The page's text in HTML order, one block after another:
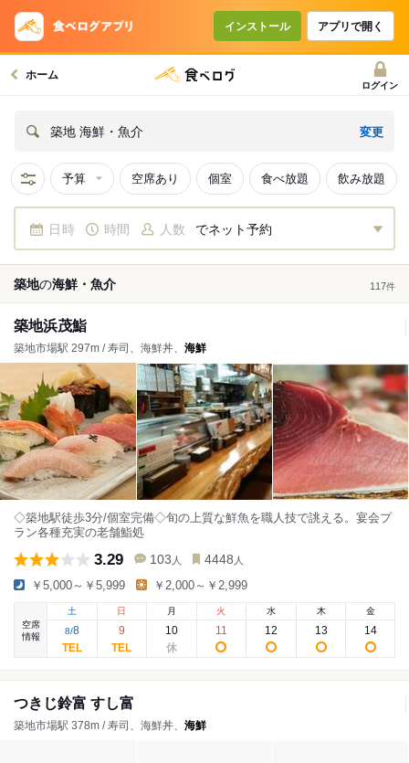
インストール アプリで開く
ホーム
ログイン
築地 海鮮・魚介 変更
予算 空席あり 個室 食べ放題 飲み放題
日時 時間 人数 でネット予約
築地の海鮮・魚介 117件
築地浜茂鮨
築地市場駅 297m / 寿司、海鮮丼、 海鮮
◇築地駅徒歩3分/個室完備◇旬の上質な鮮魚を職人技で誂える。宴会プ
ラン各種充実の老舗鮨処
3.29 103 人 4448 人
￥5,000～￥5,999 ￥2,000～￥2,999
空席
情報
土
8/8
日
9
月
10
火
11
水
12
木
13
金
14
つきじ鈴富 すし富
築地市場駅 378m / 寿司、海鮮丼、 海鮮